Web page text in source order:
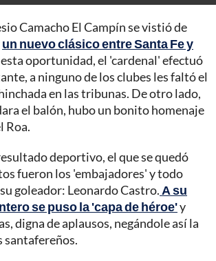
Camacho El Campín se vistió de
un nuevo clásico entre Santa Fe y
esta oportunidad, el 'cardenal' efectuó
a ninguno de los clubes les faltó el
en las tribunas. De otro lado,
el balón, hubo un bonito homenaje
Roa.
deportivo, el que se quedó
fueron los 'embajadores' y todo
goleador: Leonardo Castro. A su
se puso la 'capa de héroe'y
digna de aplausos, negándole así la
santafereños.